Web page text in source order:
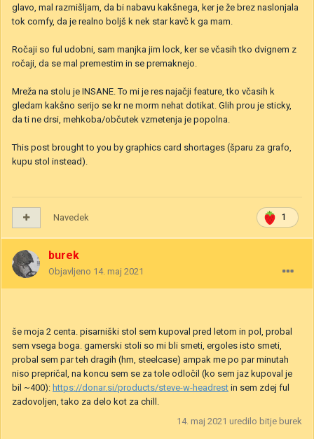
glavo, mal razmišljam, da bi nabavu kakšnega, ker je že brez naslonjala
tok comfy, da je realno boljš k nek star kavč k ga mam.
Ročaji so ful udobni, sam manjka jim lock, ker se včasih tko dvignem z
ročaji, da se mal premestim in se premaknejo.
Mreža na stolu je INSANE. To mi je res najačji feature, tko včasih k
gledam kakšno serijo se kr ne morm nehat dotikat. Glih prou je sticky,
da ti ne drsi, mehkoba/občutek vzmetenja je popolna.
This post brought to you by graphics card shortages (šparu za grafo,
kupu stol instead).
1
Navedek
burek
Objavljeno 14. maj 2021
še moja 2 centa. pisarniški stol sem kupoval pred letom in pol, probal
sem vsega boga. gamerski stoli so mi bli smeti, ergoles isto smeti,
probal sem par teh dragih (hm, steelcase) ampak me po par minutah
niso prepričal, na koncu sem se za tole odločil (ko sem jaz kupoval je
bil ~400): https://donar.si/products/steve-w-headrest in sem zdej ful
zadovoljen, tako za delo kot za chill.
14. maj 2021 uredilo bitje burek